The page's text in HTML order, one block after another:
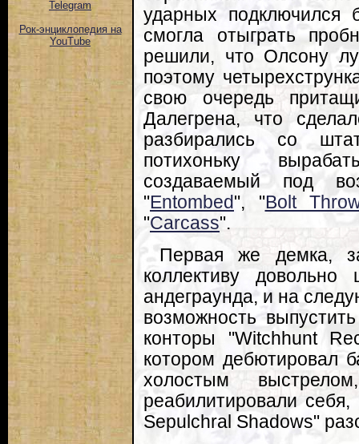
Telegram
Рок-энциклопедия на
YouTube
ударных подключился
смогла отыграть
решили, что Олсону
поэтому
свою очередь
Далегрена, что
разбирались со
потихоньку
создаваемый под
"Entombed", "Bolt
"Carcass".
Первая же демка,
коллективу довольно
андеграунда, и на
возможность
конторы "Witchhunt
котором дебютировал
холостым
реабилитировали
Sepulchral Shadows"